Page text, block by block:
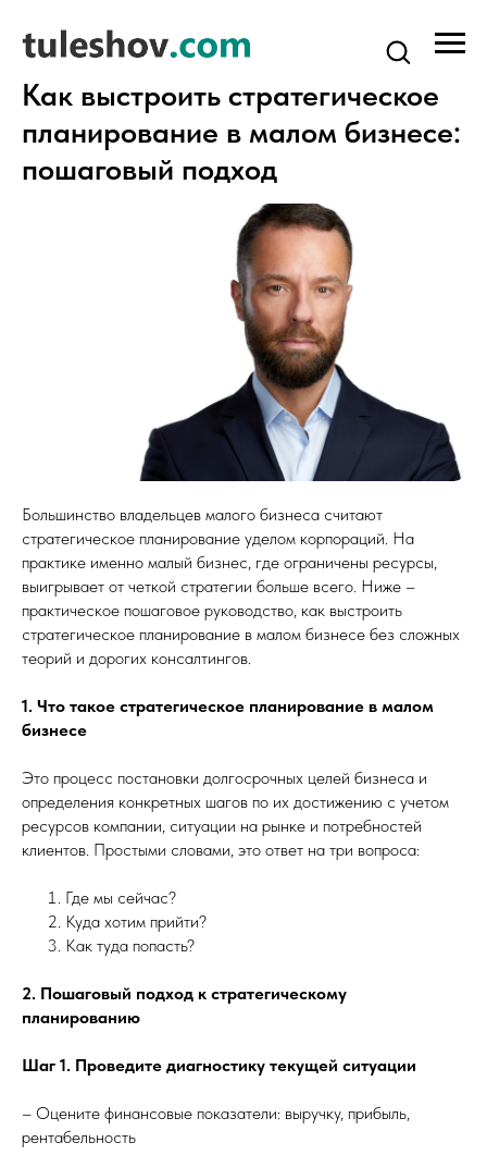
Как выстроить стратегическое
планирование в малом бизнесе:
пошаговый подход
Большинство владельцев малого бизнеса считают
стратегическое планирование уделом корпораций. На
практике именно малый бизнес, где ограничены ресурсы,
выигрывает от четкой стратегии больше всего. Ниже –
практическое пошаговое руководство, как выстроить
стратегическое планирование в малом бизнесе без сложных
теорий и дорогих консалтингов.
1. Что такое стратегическое планирование в малом
бизнесе
Это процесс постановки долгосрочных целей бизнеса и
определения конкретных шагов по их достижению с учетом
ресурсов компании, ситуации на рынке и потребностей
клиентов. Простыми словами, это ответ на три вопроса:
Где мы сейчас?
Куда хотим прийти?
Как туда попасть?
2. Пошаговый подход к стратегическому
планированию
Шаг 1. Проведите диагностику текущей ситуации
– Оцените финансовые показатели: выручку, прибыль,
рентабельность